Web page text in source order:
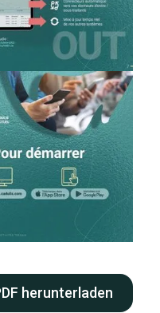
herunterladen